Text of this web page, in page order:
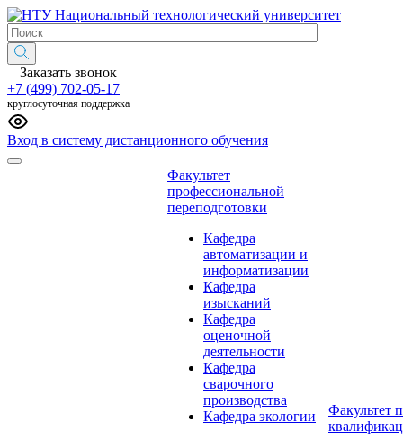
Национальный технологический университет
Заказать звонок
+7 (499) 702-05-17
круглосуточная поддержка
Вход в систему дистанционного обучения
Факультет
профессиональной
переподготовки
Кафедра
автоматизации и
информатизации
Кафедра
изысканий
Кафедра
оценочной
деятельности
Кафедра
сварочного
производства
Кафедра экологии
Факультет